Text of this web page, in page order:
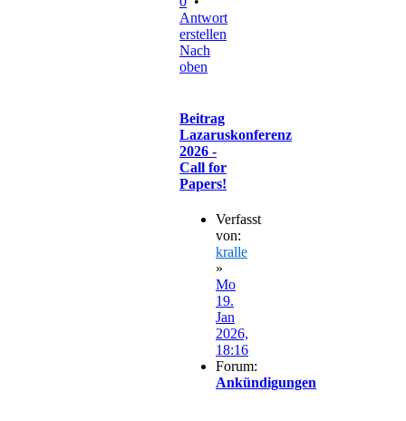
Antwort
erstellen
Nach
oben
Beitrag
Lazaruskonferenz
2026 -
Call for
Papers!
Verfasst
von:
kralle
»
Mo
19.
Jan
2026,
18:16
Forum:
Ankündigungen